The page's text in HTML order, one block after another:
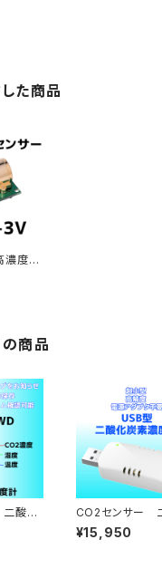
た商品
度C
商品
酸化
350
CO2センサー
炭素濃度計
H
¥15,950